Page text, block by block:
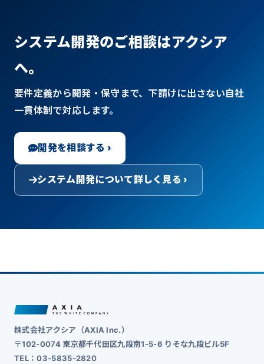
システム開発のご相談はアクシア
へ。
要件定義から開発・保守まで、下請けに出さない自社
一貫体制で対応します。
開発を相談する ›
システム開発について詳しく見る ›
株式会社アクシア（AXIA Inc.）
〒102-0074 東京都千代田区九段南1-5-6 りそな九段ビル5F
TEL：03-5835-2820